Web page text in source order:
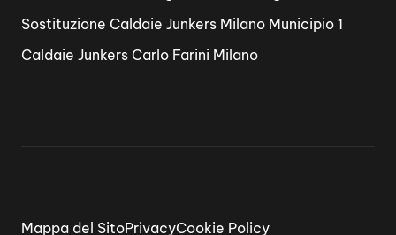
Sostituzione Caldaie Junkers Milano Municipio 1
Caldaie Junkers Carlo Farini Milano
Mappa del SitoPrivacyCookie Policy